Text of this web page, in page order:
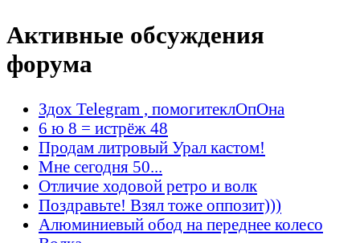
Активные обсуждения
форума
Здох Telegram , помогитеклОпОна
6 ю 8 = истрёж 48
Продам литровый Урал кастом!
Мне сегодня 50...
Отличие ходовой ретро и волк
Поздравьте! Взял тоже оппозит)))
Алюминиевый обод на переднее колесо